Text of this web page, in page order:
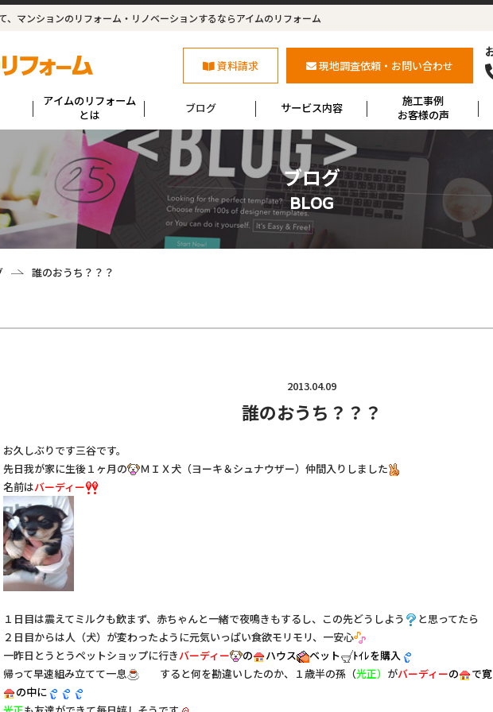
、マンションのリフォーム・ リノベーションするならアイムのリフォーム
資料請求 現地調査依頼・お問い合わせ
アイムのリフォーム
とは
ブログ サービス内容
施工事例
お客様の声
ブログ
BLOG
誰のおうち？？？
2013.04.09
誰のおうち？？？
お久しぶりです三谷です。
先日我が家に生後１ヶ月の
ＭＩＸ犬（ヨーキ＆シュナウザー）仲間入りしました
名前はバーディー
１日目は震えてミルクも飲まず、赤ちゃんと一緒で夜鳴きもするし、この先どうしよう
と思ってたら
２日目からは人（犬）が変わったように元気いっぱい食欲モリモリ、一安心
一昨日とうとうペットショップに行きバーディー の ハウス ベット
ﾄｲﾚを購入
帰って早速組み立てて一息
すると何を勘違いしたのか、１歳半の孫（光正） がバーディーの で
の中に